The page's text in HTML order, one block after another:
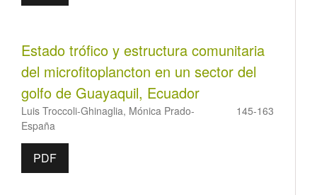
Estado trófico y estructura comunitaria
del microfitoplancton en un sector del
golfo de Guayaquil, Ecuador
Luis Troccoli-Ghinaglia, Mónica Prado-
España
145-163
PDF